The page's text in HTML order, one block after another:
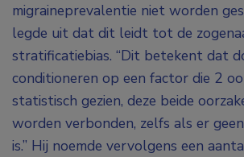
migraineprevalentie niet worden
legde uit dat dit leidt tot de
stratificatiebias. “Dit betekent dat
conditioneren op een factor die 2
statistisch gezien, deze beide
worden verbonden, zelfs als er
is.” Hij noemde vervolgens een